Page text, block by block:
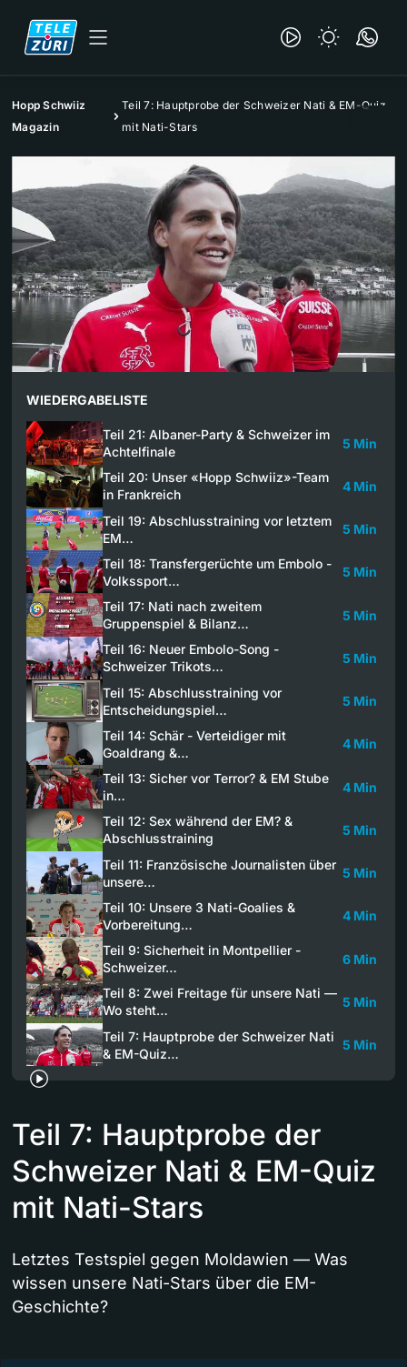
Hopp Schwiiz
Magazin
Teil 7: Hauptprobe der Schweizer Nati & EM-Quiz
mit Nati-Stars
WIEDERGABELISTE
Teil 21: Albaner-Party & Schweizer im
Achtelfinale
5 Min
Teil 20: Unser «Hopp Schwiiz»-Team
in Frankreich
4 Min
Teil 19: Abschlusstraining vor letztem
EM…
5 Min
Teil 18: Transfergerüchte um Embolo -
Volkssport…
5 Min
Teil 17: Nati nach zweitem
Gruppenspiel & Bilanz…
5 Min
Teil 16: Neuer Embolo-Song -
Schweizer Trikots…
5 Min
Teil 15: Abschlusstraining vor
Entscheidungspiel…
5 Min
Teil 14: Schär - Verteidiger mit
Goaldrang &…
4 Min
Teil 13: Sicher vor Terror? & EM Stube
in…
4 Min
Teil 12: Sex während der EM? &
Abschlusstraining
5 Min
Teil 11: Französische Journalisten über
unsere…
5 Min
Teil 10: Unsere 3 Nati-Goalies &
Vorbereitung…
4 Min
Teil 9: Sicherheit in Montpellier -
Schweizer…
6 Min
Teil 8: Zwei Freitage für unsere Nati —
Wo steht…
5 Min
Teil 7: Hauptprobe der Schweizer Nati
& EM-Quiz…
5 Min
Teil 7: Hauptprobe der
Schweizer Nati & EM-Quiz
mit Nati-Stars
Letztes Testspiel gegen Moldawien — Was
wissen unsere Nati-Stars über die EM-
Geschichte?